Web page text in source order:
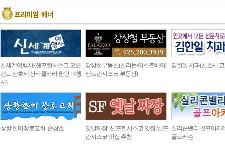
신세계여행사 (샌프란시스코 오클
랜드 산호세 산타클라라 한인 여행
사)
강상철부동산(산라몬/이스트베이/
샌프란시스코 부동산)
김한일 치과(산호세
상항 한미장로교회, 손창호
옛날짜장 -샌프란시스코 맛집 /샌프
란시스코 맛집 추천
실리콘밸리 골프아카
골프레슨